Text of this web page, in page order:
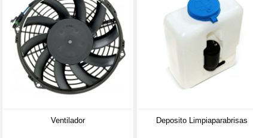
Ventilador Deposito Limpiaparabrisas